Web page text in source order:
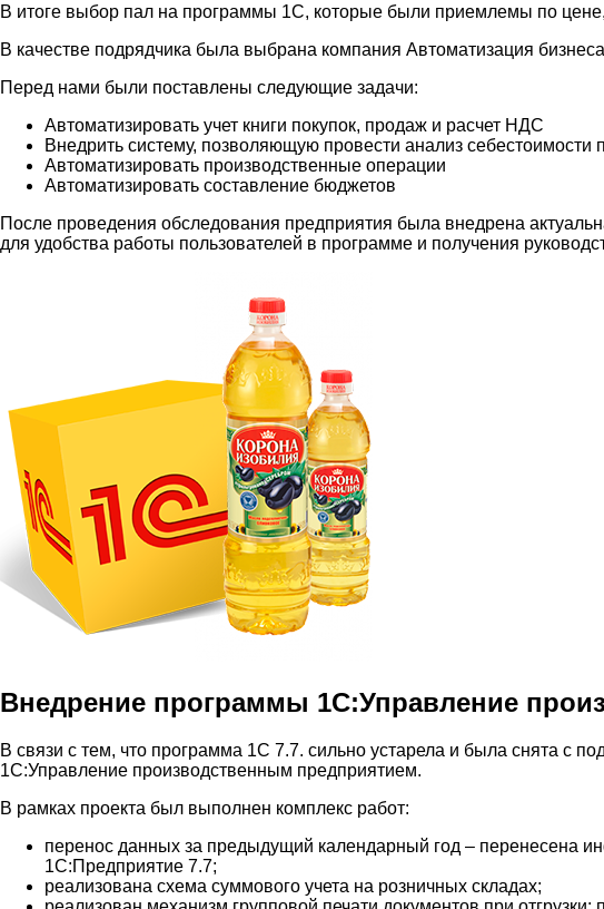
В итоге выбор пал на программы 1С, которые были приемлемы по
В качестве подрядчика была выбрана компания Автоматизация
Перед нами были поставлены следующие задачи:
Автоматизировать учет книги покупок, продаж и расчет НДС
Внедрить систему, позволяющую провести анализ себестоимости
Автоматизировать производственные операции
Автоматизировать составление бюджетов
После проведения обследования предприятия была внедрена
для удобства работы пользователей в программе и получения
Внедрение программы 1С:Управление
В связи с тем, что программа 1С 7.7. сильно устарела и была снята с
1С:Управление производственным предприятием.
В рамках проекта был выполнен комплекс работ:
перенос данных за предыдущий календарный год – перенесена
1С:Предприятие 7.7;
реализована схема суммового учета на розничных складах;